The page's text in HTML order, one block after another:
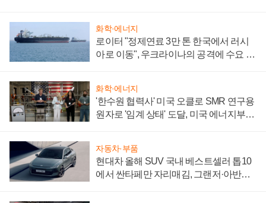
화학·에너지
로이터 "정제연료 3만 톤 한국에서 러시
아로 이동", 우크라이나의 공격에 수요 늘
화학·에너지
'한수원 협력사' 미국 오클로 SMR 연구용
원자로 '임계 상태' 도달, 미국 에너지부
자동차·부품
현대차 올해 SUV 국내 베스트셀러 톱10
에서 싼타페만 자리매김, 그랜저·아반떼